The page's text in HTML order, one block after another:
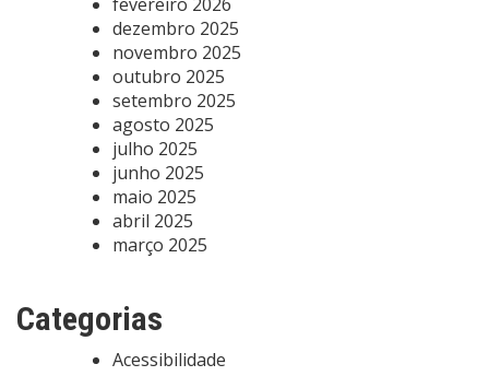
dezembro 2025
novembro 2025
outubro 2025
setembro 2025
agosto 2025
julho 2025
junho 2025
maio 2025
abril 2025
março 2025
Categorias
Acessibilidade